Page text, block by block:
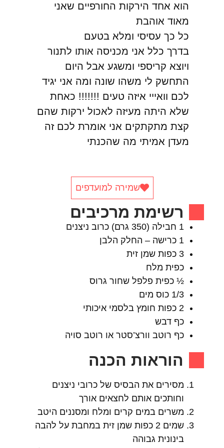
הוא אחד הירקות החורפיים שאני
מאוד אוהבת
כל כך עסיסי ומלא בטעם
בדרך כלל אני מכניסה אותו לתנור
ויוצא קריספי ומשגע אבל היום
התחשק לי משהו שונה ומה אני יגיד
לכם וואייי איזה טעים !!!!!!! כאחת
שלא היתה מעיזה לאכול ירקות שהם
קצת מתקתקים אני אומרת לכם זה
מעדן אמיתי מה שהכנתי
רשימת מרכיבים
שמירה למועדפים
1 חבילה (350 גרם) כרוב ניצנים
1 כרישה – החלק הלבן
3 כפות שמן זית
כפית מלח
½ כפית פלפל שחור גרוס
1/3 כוס מים
2 כפות חומץ בלסמי איכותי
כף דבש
כף רוטב וורצ’סטר או רוטב סויה
הוראות הכנה
מסירים את הבסיס של כרובי ניצנים
וחותכים אותם לחצאים אורך
משרים במים קרים ומלח ומסננים היטב
שמים 2 כפות שמן זית במחבת על להבה
בינונית גבוהה